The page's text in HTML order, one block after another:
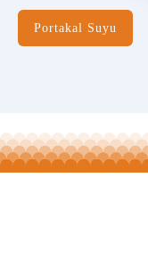
Portakal Suyu